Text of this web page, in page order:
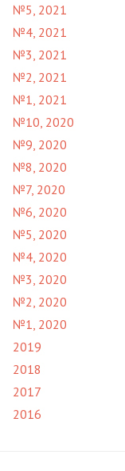
№5, 2021
№4, 2021
№3, 2021
№2, 2021
№1, 2021
№10, 2020
№9, 2020
№8, 2020
№7, 2020
№6, 2020
№5, 2020
№4, 2020
№3, 2020
№2, 2020
№1, 2020
2019
2018
2017
2016